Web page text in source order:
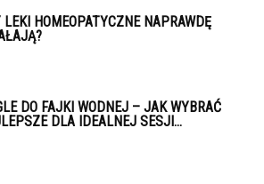
LEKI HOMEOPATYCZNE NAPRAWDĘ
DO FAJKI WODNEJ – JAK WYBRAĆ
DLA IDEALNEJ SESJI...